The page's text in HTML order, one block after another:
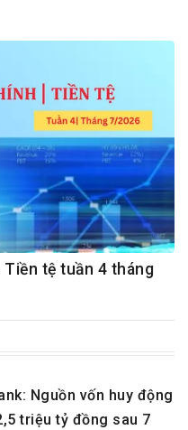
tệ tuần 4 tháng
Nguồn vốn huy động
triệu tỷ đồng sau 7